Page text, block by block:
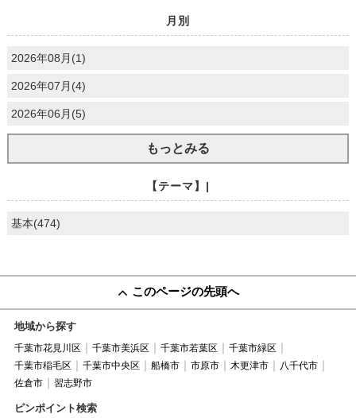
月別
2026年08月(1)
2026年07月(4)
2026年06月(5)
もっとみる
【テーマ】|
基本(474)
このページの先頭へ
地域から探す
千葉市花見川区 千葉市美浜区 千葉市若葉区
千葉市緑区
千葉市稲毛区
千葉市中央区 船橋市 市原市 木更津市
八千代市
佐倉市
習志野市
ピンポイント検索